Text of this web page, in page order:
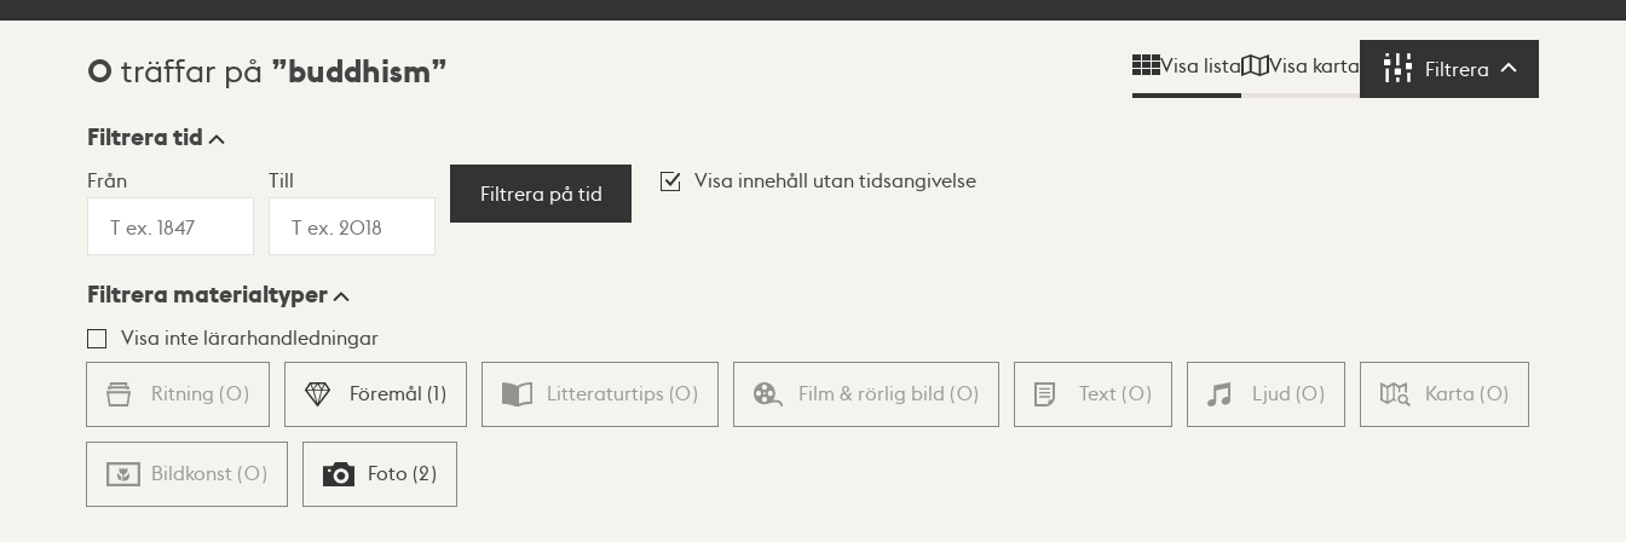
Sökresultat
0 träffar på buddhism Visa lista Visa karta Filtrera Filtrera
Visningsläge
Lista Karta
Filtrera tid
Från Till
Filtrera på tid
Visa innehåll utan tidsangivelse
Filtrera materialtyper
Visa inte lärarhandledningar
Ritning (0) Föremål (1) Litteraturtips (0) Film & rörlig bild (0) Text (0) Ljud (0) Karta (0)
Bildkonst (0) Foto (2)